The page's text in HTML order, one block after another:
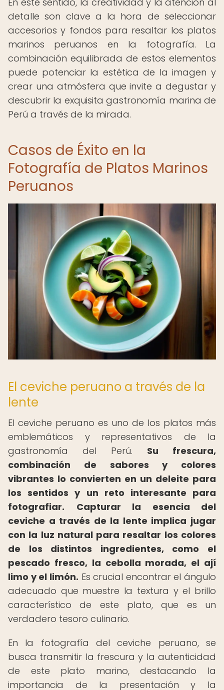
detalle son clave a la hora de seleccionar
accesorios y fondos para resaltar los platos
marinos peruanos en la fotografía. La
combinación equilibrada de estos elementos
puede potenciar la estética de la imagen y
crear una atmósfera que invite a degustar y
descubrir la exquisita gastronomía marina de
Perú a través de la mirada.
Casos de Éxito en la
Fotografía de Platos Marinos
Peruanos
El ceviche peruano a través de la
lente
El ceviche peruano es uno de los platos más
emblemáticos y representativos de la
gastronomía del Perú. Su frescura,
combinación de sabores y colores
vibrantes lo convierten en un deleite para
los sentidos y un reto interesante para
fotografiar.
Capturar la esencia del
ceviche a través de la lente implica jugar
con la luz natural para resaltar los colores
de los distintos ingredientes, como el
pescado fresco, la cebolla morada, el ají
limo y el limón. Es crucial encontrar el ángulo
adecuado que muestre la textura y el brillo
característico de este plato, que es un
verdadero tesoro culinario.
En la fotografía del ceviche peruano, se
busca transmitir la frescura y la autenticidad
de este plato marino, destacando la
importancia de la presentación y la